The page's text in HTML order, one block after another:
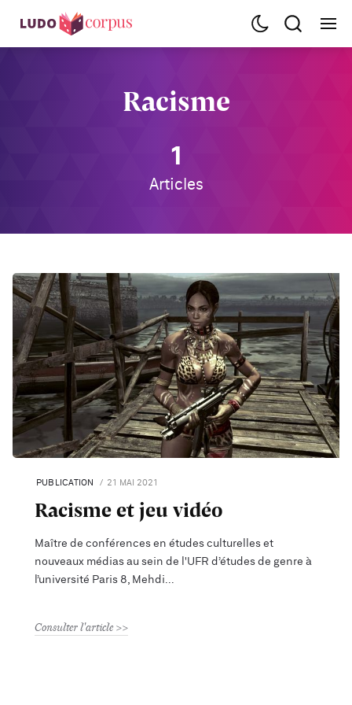
Racisme
1
Articles
PUBLICATION 21 MAI 2021
Racisme et jeu vidéo
Maître de conférences en études culturelles et
nouveaux médias au sein de l'UFR d’études de genre à
l’université Paris 8, Mehdi
Consulter l'article